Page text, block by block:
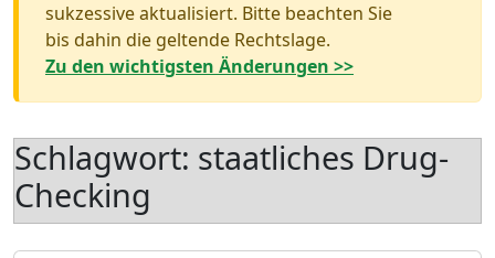
sukzessive aktualisiert. Bitte beachten Sie
bis dahin die geltende Rechtslage.
Zu den wichtigsten Änderungen >>
Schlagwort: staatliches Drug-
Checking